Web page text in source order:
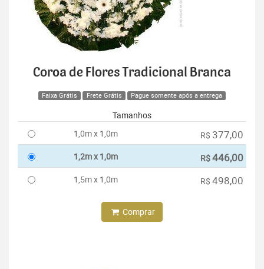
Coroa de Flores Tradicional Branca
Faixa Grátis Frete Grátis Pague somente após a entrega
Tamanhos
1,0m x 1,0m
R$ 377,00
1,2m x 1,0m R$446,00
1,5m x 1,0m R$ 498,00
Comprar